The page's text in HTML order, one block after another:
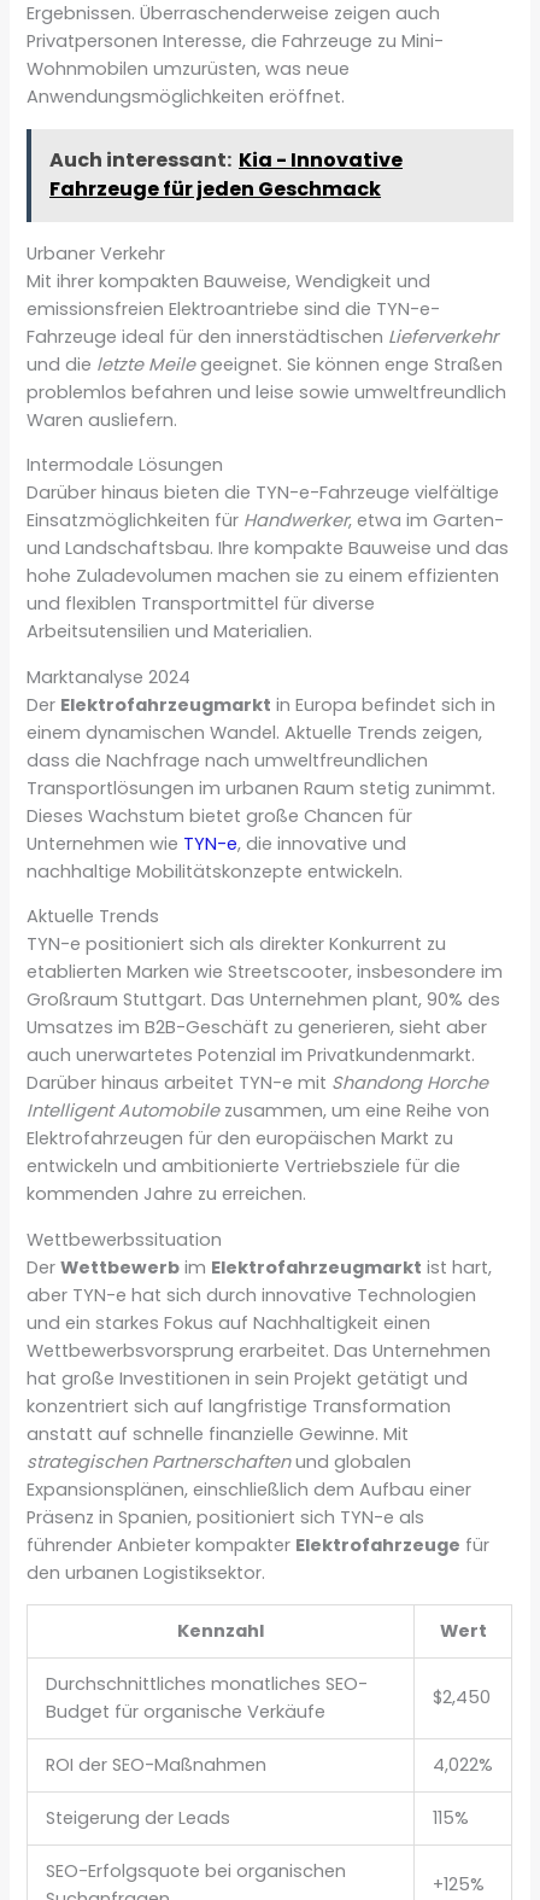
Ergebnissen. Überraschenderweise zeigen auch
Privatpersonen Interesse, die Fahrzeuge zu Mini-
Wohnmobilen umzurüsten, was neue
Anwendungsmöglichkeiten eröffnet.
Auch interessant: Kia - Innovative
Fahrzeuge für jeden Geschmack
Urbaner Verkehr
Mit ihrer kompakten Bauweise, Wendigkeit und
emissionsfreien Elektroantriebe sind die TYN-e-
Fahrzeuge ideal für den innerstädtischen Lieferverkehr
und die letzte Meilegeeignet. Sie können enge Straßen
problemlos befahren und leise sowie umweltfreundlich
Waren ausliefern.
Intermodale Lösungen
Darüber hinaus bieten die TYN-e-Fahrzeuge vielfältige
Einsatzmöglichkeiten für Handwerker, etwa im Garten-
und Landschaftsbau. Ihre kompakte Bauweise und das
hohe Zuladevolumen machen sie zu einem effizienten
und flexiblen Transportmittel für diverse
Arbeitsutensilien und Materialien.
Marktanalyse 2024
Der Elektrofahrzeugmarkt in Europa befindet sich in
einem dynamischen Wandel. Aktuelle Trends zeigen,
dass die Nachfrage nach umweltfreundlichen
Transportlösungen im urbanen Raum stetig zunimmt.
Dieses Wachstum bietet große Chancen für
Unternehmen wie TYN-e, die innovative und
nachhaltige Mobilitätskonzepte entwickeln.
Aktuelle Trends
TYN-e positioniert sich als direkter Konkurrent zu
etablierten Marken wie Streetscooter, insbesondere im
Großraum Stuttgart. Das Unternehmen plant, 90% des
Umsatzes im B2B-Geschäft zu generieren, sieht aber
auch unerwartetes Potenzial im Privatkundenmarkt.
Darüber hinaus arbeitet TYN-e mit Shandong Horche
Intelligent Automobilezusammen, um eine Reihe von
Elektrofahrzeugen für den europäischen Markt zu
entwickeln und ambitionierte Vertriebsziele für die
kommenden Jahre zu erreichen.
Wettbewerbssituation
DerWettbewerb im Elektrofahrzeugmarkt ist hart,
aber TYN-e hat sich durch innovative Technologien
und ein starkes Fokus auf Nachhaltigkeit einen
Wettbewerbsvorsprung erarbeitet. Das Unternehmen
hat große Investitionen in sein Projekt getätigt und
konzentriert sich auf langfristige Transformation
anstatt auf schnelle finanzielle Gewinne. Mit
strategischen Partnerschaftenund globalen
Expansionsplänen, einschließlich dem Aufbau einer
Präsenz in Spanien, positioniert sich TYN-e als
führender Anbieter kompakter Elektrofahrzeuge für
den urbanen Logistiksektor.
Kennzahl Wert
Durchschnittliches monatliches SEO-
Budget für organische Verkäufe
$2,450
ROI der SEO-Maßnahmen 4,022%
Steigerung der Leads 115%
SEO-Erfolgsquote bei organischen
+125%